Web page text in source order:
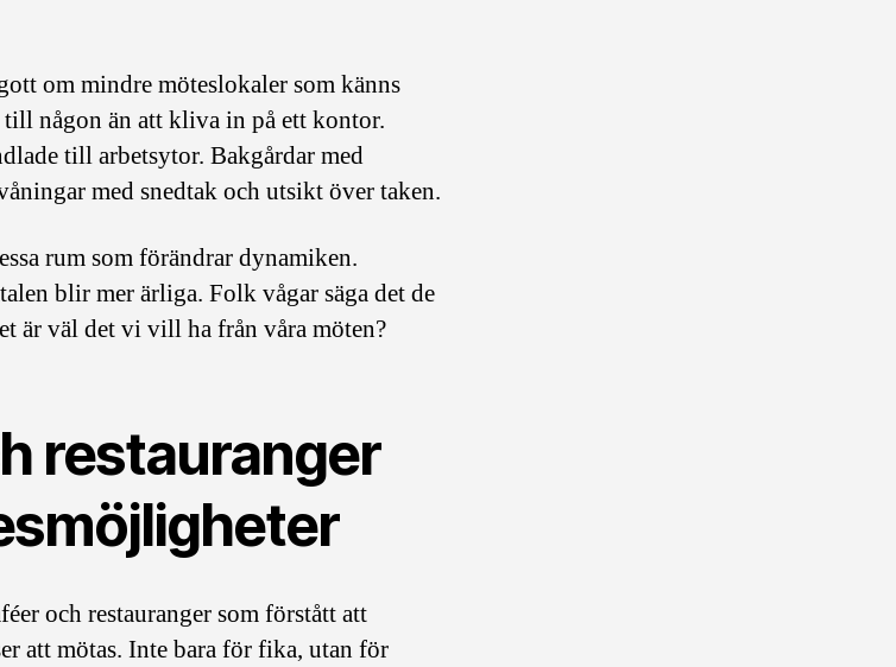
om mindre möteslokaler som känns
till någon än att kliva in på ett kontor.
till arbetsytor. Bakgårdar med
med snedtak och utsikt över taken.
rum som förändrar dynamiken.
blir mer ärliga. Folk vågar säga det de
är väl det vi vill ha från våra möten?
restauranger
och restauranger som förstått att
att mötas. Inte bara för fika, utan för